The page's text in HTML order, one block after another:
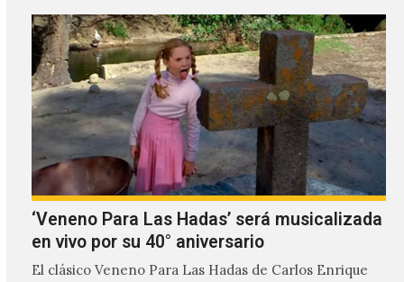
‘Veneno Para Las Hadas’ será musicalizada
en vivo por su 40° aniversario
El clásico Veneno Para Las Hadas de Carlos Enrique